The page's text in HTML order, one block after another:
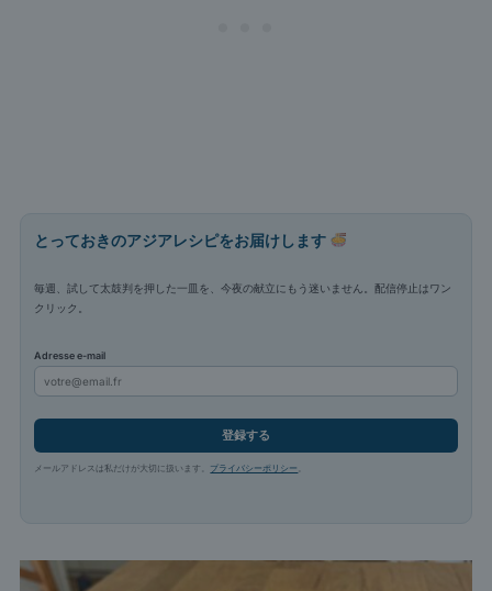
とっておきのアジアレシピをお届けします
毎週、試して太鼓判を押した一皿を、今夜の献立にもう迷いません。配信停止はワン
クリック。
Adresse e-mail
登録する
メールアドレスは私だけが大切に扱います。 プライバシーポリシー